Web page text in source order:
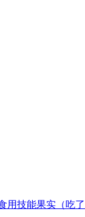
用技能果实（吃